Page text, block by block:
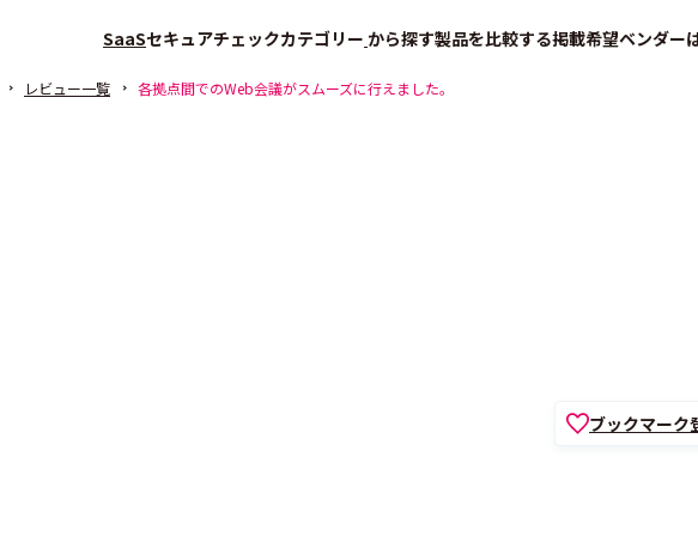
SaaSセキュアチェックカテゴリー から探す製品を比較する掲載希望ベンダー
レビュー一覧 各拠点間でのWeb会議がスムーズに行えました。
ブックマーク